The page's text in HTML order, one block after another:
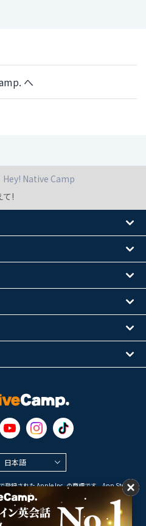
へ
Hey! Native Camp
て!
日本語
登録された Apple Inc. の商標です。App Store は
ービスマークです。
LLC の商標です。